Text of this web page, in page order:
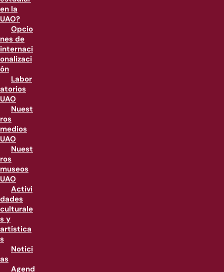
en la
UAO?
Opcio
nes de
internaci
onalizaci
ón
Labor
atorios
UAO
Nuest
ros
medios
UAO
Nuest
ros
museos
UAO
Activi
dades
culturale
s y
artística
s
Notici
as
Agend